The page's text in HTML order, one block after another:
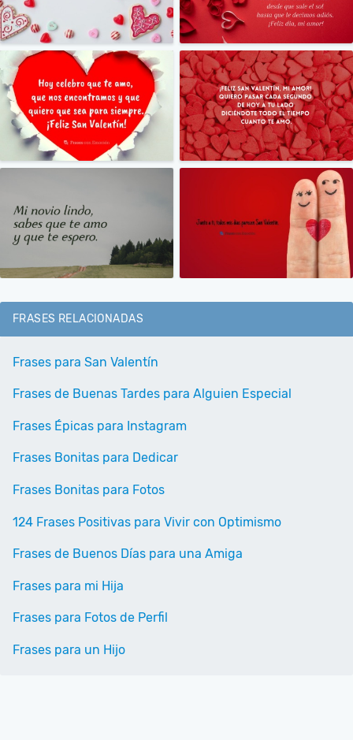
FRASES RELACIONADAS
Frases para San Valentín
Frases de Buenas Tardes para Alguien Especial
Frases Épicas para Instagram
Frases Bonitas para Dedicar
Frases Bonitas para Fotos
124 Frases Positivas para Vivir con Optimismo
Frases de Buenos Días para una Amiga
Frases para mi Hija
Frases para Fotos de Perfil
Frases para un Hijo